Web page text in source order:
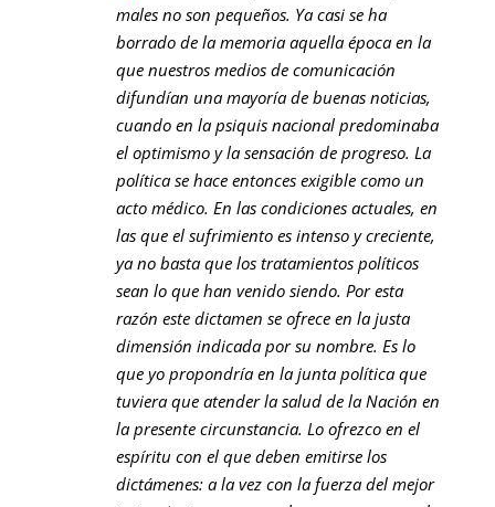
males no son pequeños. Ya casi se ha
borrado de la memoria aquella época en la
que nuestros medios de comunicación
difundían una mayoría de buenas noticias,
cuando en la psiquis nacional predominaba
el optimismo y la sensación de progreso. La
política se hace entonces exigible como un
acto médico. En las condiciones actuales, en
las que el sufrimiento es intenso y creciente,
ya no basta que los tratamientos políticos
sean lo que han venido siendo. Por esta
razón este dictamen se ofrece en la justa
dimensión indicada por su nombre. Es lo
que yo propondría en la junta política que
tuviera que atender la salud de la Nación en
la presente circunstancia. Lo ofrezco en el
espíritu con el que deben emitirse los
dictámenes: a la vez con la fuerza del mejor